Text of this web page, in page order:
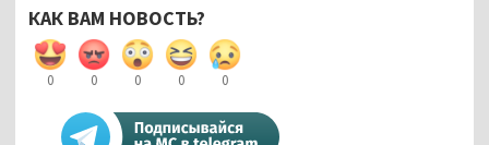
КАК ВАМ НОВОСТЬ?
0 0 0 0 0